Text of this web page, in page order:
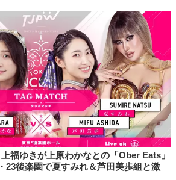
福ゆきが上原わかなとの「Ober Eats」
後楽園で夏すみれ＆芦田美歩組と激